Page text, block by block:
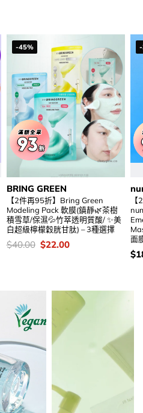
-45%
BRING GREEN
【2件再95折】Bring Green
Modeling Pack 軟膜(鎮靜🌿茶樹
積雪草/保濕💦竹萃透明質酸/ ✨美
白超級檸檬穀胱甘肽) – 3種選擇
價
錢：
$40.00 Original
price
$22.00Current
面
價
錢
$